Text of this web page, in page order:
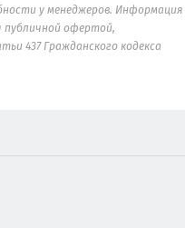
у менеджеров. Информация
публичной офертой,
437 Гражданского кодекса